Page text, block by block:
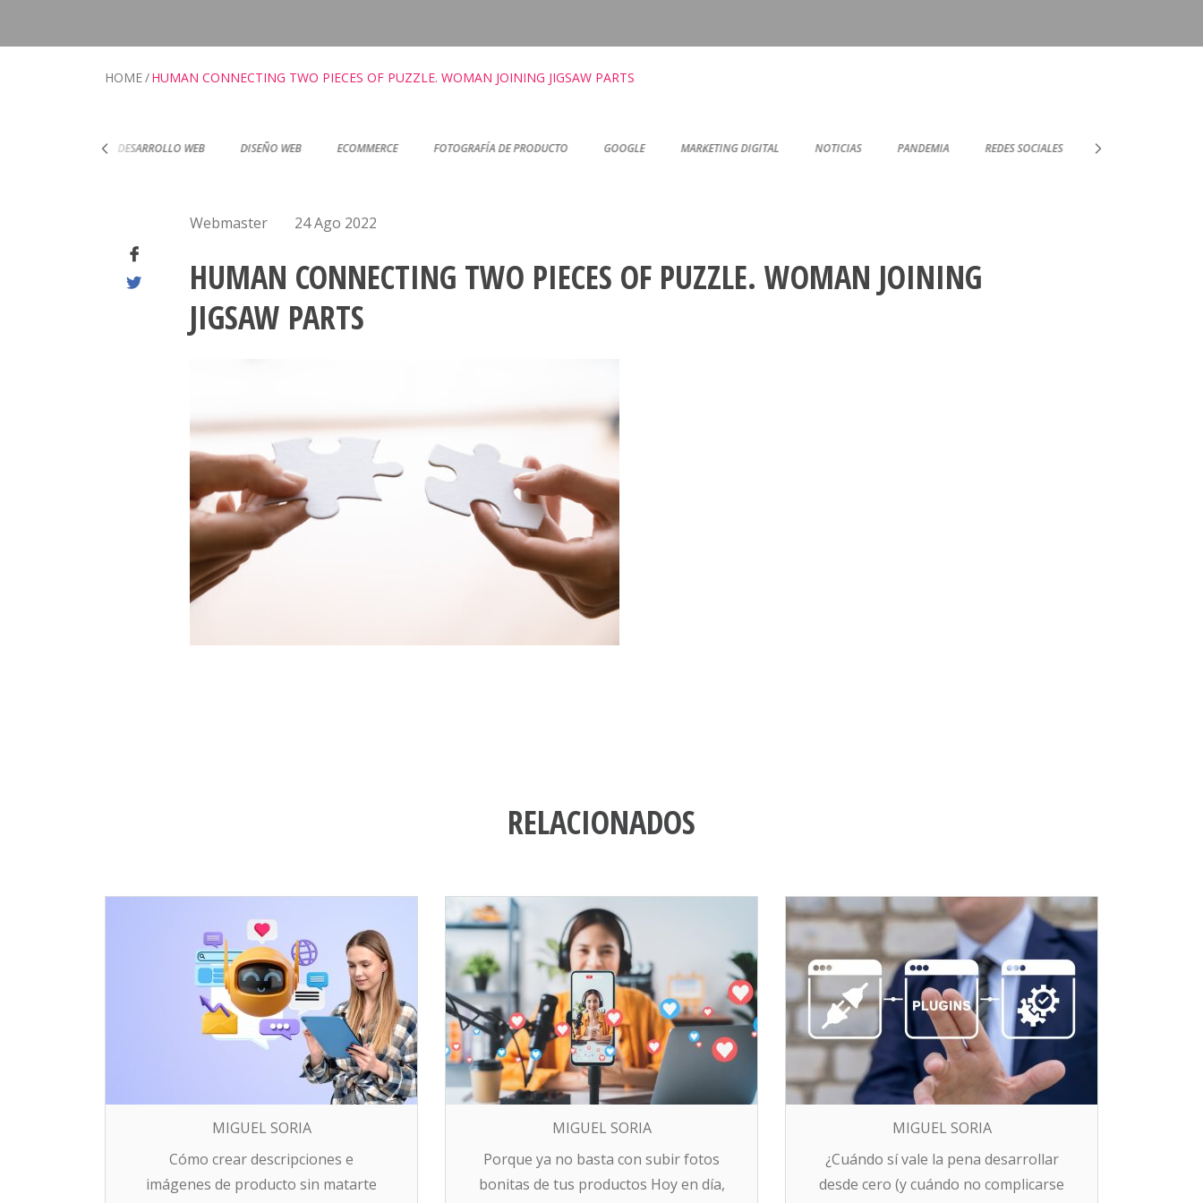
HOME HUMAN CONNECTING TWO PIECES OF PUZZLE. WOMAN JOINING JIGSAW PARTS
DESARROLLO WEB DISEÑO WEB ECOMMERCE FOTOGRAFÍA DE PRODUCTO GOOGLE MARKETING DIGITAL NOTICIAS PANDEMIA REDES SOCIALES SOPORTE TÉCNICO
Webmaster 24 Ago 2022
HUMAN CONNECTING TWO PIECES OF PUZZLE. WOMAN JOINING
JIGSAW PARTS
RELACIONADOS
MIGUEL SORIA
Cómo crear descripciones e
imágenes de producto sin matarte
MIGUEL SORIA
Porque ya no basta con subir fotos
bonitas de tus productos Hoy en día,
MIGUEL SORIA
¿Cuándo sí vale la pena desarrollar
desde cero (y cuándo no complicarse